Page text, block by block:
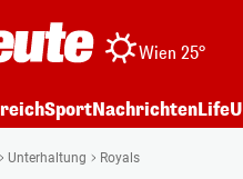
Wien 25°
SportNachrichtenLife
Unterhaltung Royals